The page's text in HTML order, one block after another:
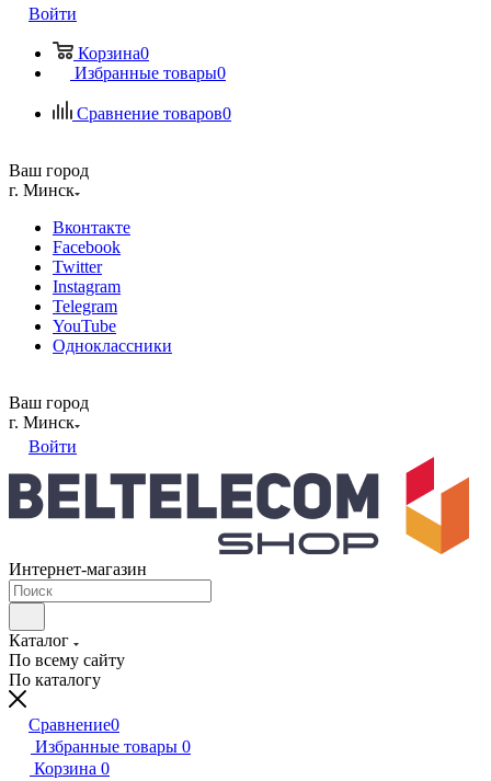
Войти
Корзина0
Избранные товары0
Сравнение товаров0
Ваш город
г. Минск
Вконтакте
Facebook
Twitter
Instagram
Telegram
YouTube
Одноклассники
Ваш город
г. Минск
Войти
Интернет-магазин
Каталог
По всему сайту
По каталогу
Сравнение0
Избранные товары 0
Корзина 0